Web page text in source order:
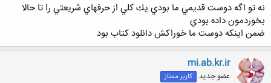
نه تو اگه دوست قديمي ما بودي يك كلي از حرفهاي شريعتي را تا حالا
بخوردمون داده بودي
ضمن اينكه دوست ما خوراكش دانلود كتاب بود
mi.ab.kr.ir
عضو جدید کاربر ممتاز